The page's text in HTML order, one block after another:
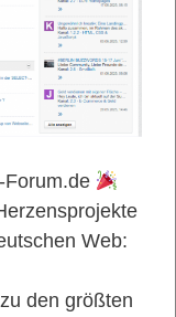
Forum.de
Web:
den größten